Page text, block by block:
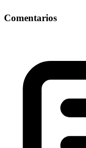
Comentarios